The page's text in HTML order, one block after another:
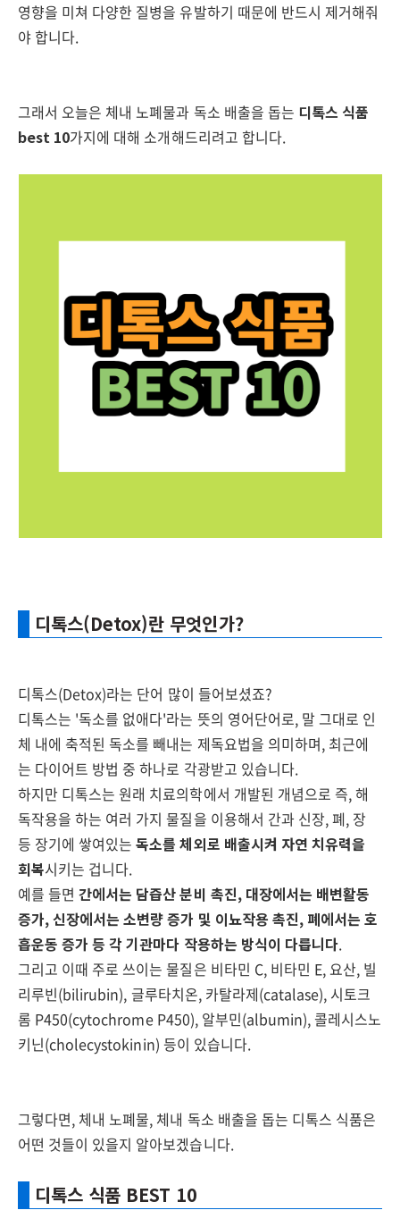
영향을 미쳐 다양한 질병을 유발하기 때문에 반드시 제거해줘
야 합니다.
그래서 오늘은 체내 노폐물과 독소 배출을 돕는 디톡스 식품
best 10가지에 대해 소개해드리려고 합니다.
디톡스(Detox)란 무엇인가?
디톡스(Detox)라는 단어 많이 들어보셨죠?
디톡스는 '독소를 없애다'라는 뜻의 영어단어로, 말 그대로 인
체 내에 축적된 독소를 빼내는 제독요법을 의미하며, 최근에
는 다이어트 방법 중 하나로 각광받고 있습니다.
하지만 디톡스는 원래 치료의학에서 개발된 개념으로 즉, 해
독작용을 하는 여러 가지 물질을 이용해서 간과 신장, 폐, 장
등 장기에 쌓여있는독소를 체외로 배출시켜 자연 치유력을
회복시키는 겁니다.
예를 들면간에서는 담즙산 분비 촉진, 대장에서는 배변활동
증가, 신장에서는 소변량 증가 및 이뇨작용 촉진, 폐에서는 호
흡운동 증가 등 각 기관마다 작용하는 방식이 다릅니다.
그리고 이때 주로 쓰이는 물질은 비타민 C, 비타민 E, 요산, 빌
리루빈(bilirubin), 글루타치온, 카탈라제(catalase), 시토크
롬 P450(cytochrome P450), 알부민(albumin), 콜레시스노
키닌(cholecystokinin) 등이 있습니다.
그렇다면, 체내 노폐물, 체내 독소 배출을 돕는 디톡스 식품은
어떤 것들이 있을지 알아보겠습니다.
디톡스 식품 BEST 10